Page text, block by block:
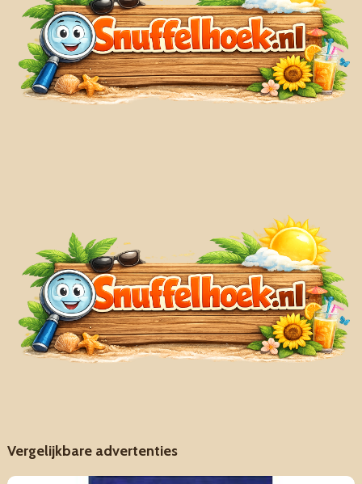
Vergelijkbare advertenties